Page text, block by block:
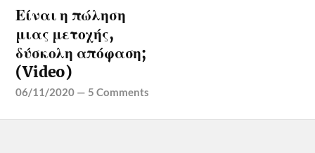
Είναι η πώληση
μιας μετοχής,
δύσκολη απόφαση;
(Video)
06/11/2020 — 5 Comments